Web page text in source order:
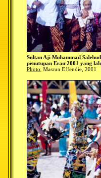
Sultan Aji Muhammad
penutupan Erau 2001 yang
Photo: Masrun Effendie, 2001